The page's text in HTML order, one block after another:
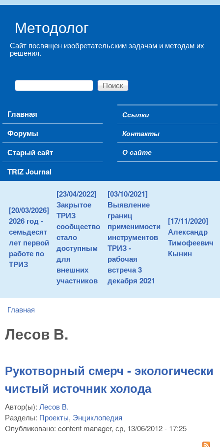
Методолог
Сайт посвящен изобретательским задачам и методам их
решения.
Форма поиска
Поиск
Main menu
Главная
Форумы
Старый сайт
TRIZ Journal
Secondary menu
Ссылки
Контакты
О сайте
[20/03/2026]
2026 год -
семьдесят
лет первой
работе по
ТРИЗ
[23/04/2022]
Закрытое
ТРИЗ
сообщество
стало
доступным
для
внешних
участников
[03/10/2021]
Выявление
границ
применимости
инструментов
ТРИЗ -
рабочая
встреча 3
декабря 2021
[17/11/2020]
Александр
Тимофеевич
Кынин
You are here
Главная
Лесов В.
Рукотворный смерч - экологически
чистый источник холода
Автор(ы): Лесов В.
Разделы: Проекты, Энциклопедия
Опубликовано: content manager, ср, 13/06/2012 - 17:25